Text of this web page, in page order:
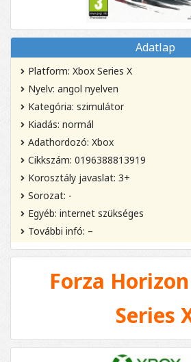
Adatlap
Platform: Xbox Series X
Nyelv: angol nyelven
Kategória: szimulátor
Kiadás: normál
Adathordozó: Xbox
Cikkszám: 0196388813919
Korosztály javaslat: 3+
Sorozat: -
Egyéb: internet szükséges
További infó: –
Forza
Series